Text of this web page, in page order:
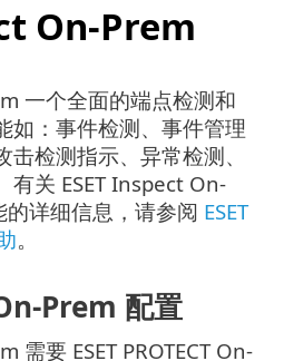
On-Prem
一个全面的端点检测和
如：事件检测、事件管理
检测指示、异常检测、
有关 ESET Inspect On-
详细信息，请参阅 ESET
。
Prem 配置
需要 ESET PROTECT On-